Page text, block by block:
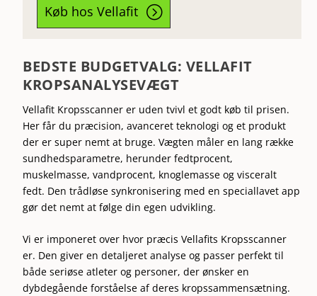
Køb hos Vellafit =
BEDSTE BUDGETVALG: VELLAFIT
KROPSANALYSEVÆGT
Vellafit Kropsscanner er uden tvivl et godt køb til prisen.
Her får du præcision, avanceret teknologi og et produkt
der er super nemt at bruge. Vægten måler en lang række
sundhedsparametre, herunder fedtprocent,
muskelmasse, vandprocent, knoglemasse og visceralt
fedt. Den trådløse synkronisering med en speciallavet app
gør det nemt at følge din egen udvikling.
Vi er imponeret over hvor præcis Vellafits Kropsscanner
er. Den giver en detaljeret analyse og passer perfekt til
både seriøse atleter og personer, der ønsker en
dybdegående forståelse af deres kropssammensætning.